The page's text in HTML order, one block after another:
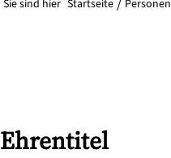
Sie sind hier Startseite Personen
Ehrentitel